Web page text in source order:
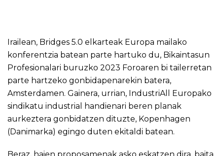
Irailean, Bridges 5.0 elkarteak Europa mailako
konferentzia batean parte hartuko du, Bikaintasun
Profesionalari buruzko 2023 Foroaren bi tailerretan
parte hartzeko gonbidapenarekin batera,
Amsterdamen. Gainera, urrian, IndustriAll Europako
sindikatu industrial handienari beren planak
aurkeztera gonbidatzen dituzte, Kopenhagen
(Danimarka) egingo duten ekitaldi batean.